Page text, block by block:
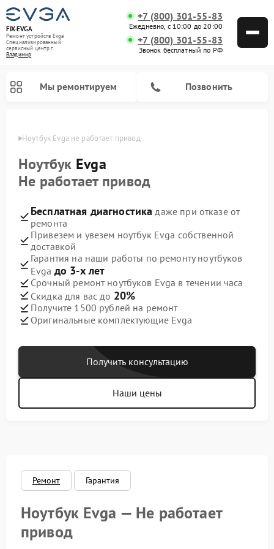
FIX-EVGA
Ремонт устройств Evga
Специализированный
cервисный центр г.
Владимир
+7 (800) 301-55-83
Ежедневно, с 10:00 до 20:00
+7 (800) 301-55-83
Звонок бесплатный по РФ
Мы ремонтируем Позвонить
Ноутбук Evga не работает привод
Ноутбук Evga
Не работает привод
Бесплатная диагностика даже при отказе от
ремонта
Привезем и увезем ноутбук Evga собственной
доставкой
Гарантия на наши работы по ремонту ноутбуков
Evga до 3-х лет
Срочный ремонт ноутбуков Evga в течении часа
Скидка для вас до 20%
Получите 1500 рублей на ремонт
Оригинальные комплектующие Evga
Получить консультацию
Наши цены
Ремонт Гарантия
Ноутбук Evga — Не работает
привод